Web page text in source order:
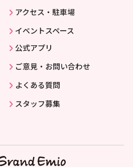
アクセス・駐車場
イベントスペース
公式アプリ
ご意見・お問い合わせ
よくある質問
スタッフ募集